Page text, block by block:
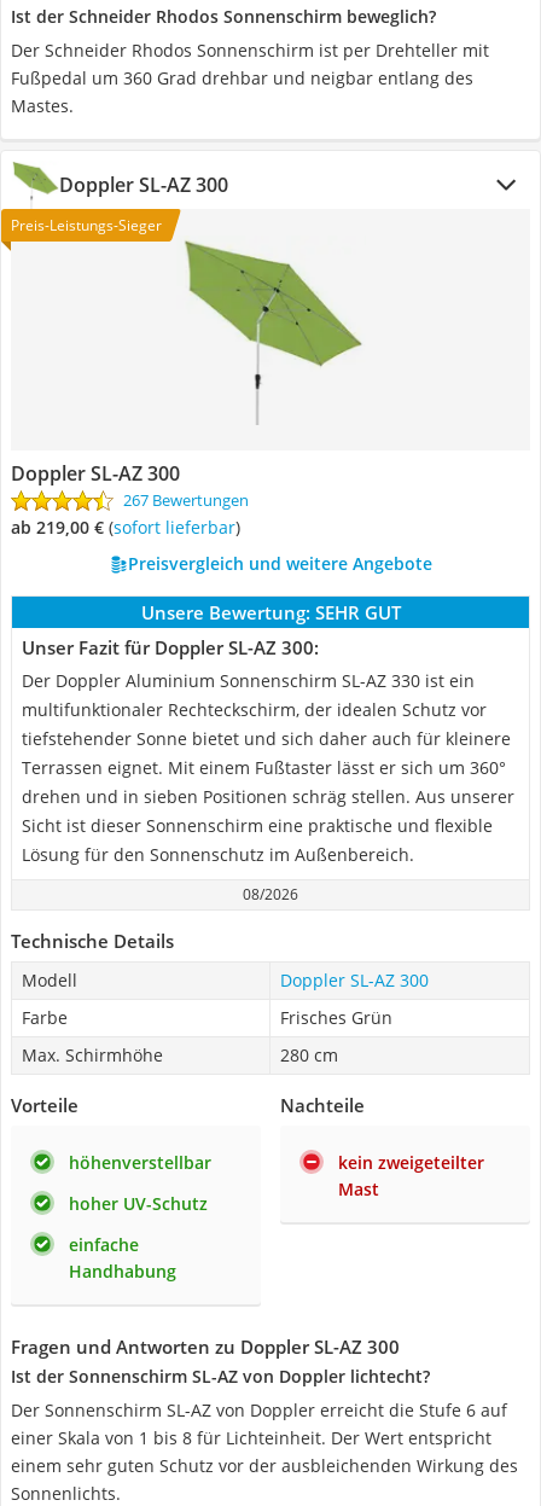
Ist der Schneider Rhodos Sonnenschirm beweglich?
Der Schneider Rhodos Sonnenschirm ist per Drehteller mit
Fußpedal um 360 Grad drehbar und neigbar entlang des
Mastes.
Doppler SL-AZ 300
Preis-Leistungs-Sieger
Doppler SL-AZ 300
267 Bewertungen
ab 219,00 € ( Sofort lieferbar)
Preisvergleich und weitere Angebote
Unsere Bewertung: SEHR GUT
Unser Fazit für Doppler SL-AZ 300:
Der Doppler Aluminium Sonnenschirm SL-AZ 330 ist ein
multifunktionaler Rechteckschirm, der idealen Schutz vor
tiefstehender Sonne bietet und sich daher auch für kleinere
Terrassen eignet. Mit einem Fußtaster lässt er sich um 360°
drehen und in sieben Positionen schräg stellen. Aus unserer
Sicht ist dieser Sonnenschirm eine praktische und flexible
Lösung für den Sonnenschutz im Außenbereich.
08/2026
Technische Details
Modell
Doppler SL-AZ 300
Farbe
Frisches Grün
Max. Schirmhöhe
280 cm
Vorteile
höhenverstellbar
hoher UV-Schutz
einfache
Handhabung
Nachteile
kein zweigeteilter
Mast
Fragen und Antworten zu Doppler SL-AZ 300
Ist der Sonnenschirm SL-AZ von Doppler lichtecht?
Der Sonnenschirm SL-AZ von Doppler erreicht die Stufe 6 auf
einer Skala von 1 bis 8 für Lichteinheit. Der Wert entspricht
einem sehr guten Schutz vor der ausbleichenden Wirkung des
Sonnenlichts.